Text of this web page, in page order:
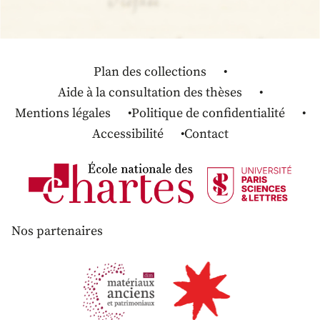
Plan des collections
Aide à la consultation des thèses
Mentions légales
Politique de confidentialité
Accessibilité
Contact
Nos partenaires